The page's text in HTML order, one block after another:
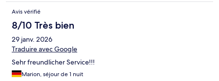
Avis vérifié
8/10 Très bien
29 janv. 2026
Traduire avec Google
Sehr freundlicher Service!!!
Marion, séjour de 1 nuit